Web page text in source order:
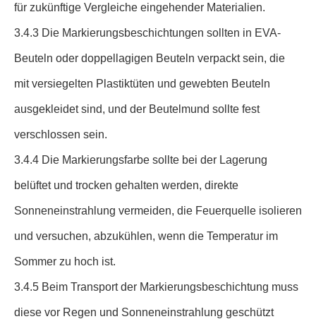
für zukünftige Vergleiche eingehender Materialien.
3.4.3 Die Markierungsbeschichtungen sollten in EVA-
Beuteln oder doppellagigen Beuteln verpackt sein, die
mit versiegelten Plastiktüten und gewebten Beuteln
ausgekleidet sind, und der Beutelmund sollte fest
verschlossen sein.
3.4.4 Die Markierungsfarbe sollte bei der Lagerung
belüftet und trocken gehalten werden, direkte
Sonneneinstrahlung vermeiden, die Feuerquelle isolieren
und versuchen, abzukühlen, wenn die Temperatur im
Sommer zu hoch ist.
3.4.5 Beim Transport der Markierungsbeschichtung muss
diese vor Regen und Sonneneinstrahlung geschützt